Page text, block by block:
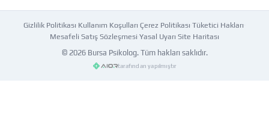
Gizlilik Politikası Kullanım Koşulları Çerez Politikası Tüketici Hakları
Mesafeli Satış Sözleşmesi Yasal Uyarı Site Haritası
© 2026 Bursa Psikolog. Tüm hakları saklıdır.
tarafından yapılmıştır